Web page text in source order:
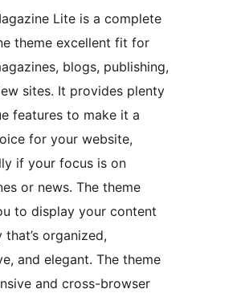
Lite is a complete
theme excellent fit for
blogs, publishing,
sites. It provides plenty
features to make it a
for your website,
if your focus is on
or news. The theme
to display your content
that’s organized,
and elegant. The theme
and cross-browser